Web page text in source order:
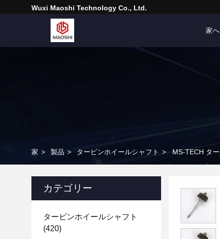
Wuxi Maoshi Technology Co., Ltd.
家へ
家 > 製品 > タービンホイールシャフト > MS-TECH タ
カテゴリー
タービンホイールシャフト
(420)